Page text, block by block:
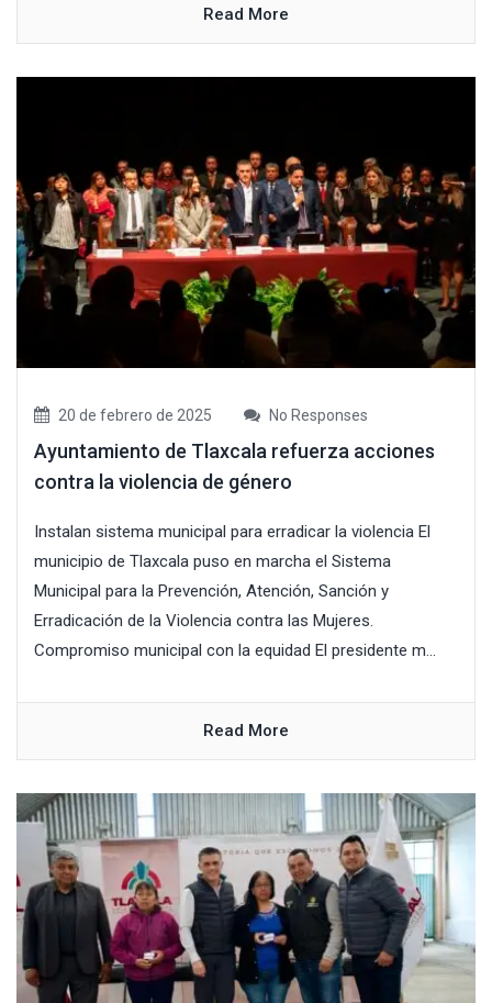
Read More
20 de febrero de 2025 No Responses
Ayuntamiento de Tlaxcala refuerza acciones
contra la violencia de género
Instalan sistema municipal para erradicar la violencia El
municipio de Tlaxcala puso en marcha el Sistema
Municipal para la Prevención, Atención, Sanción y
Erradicación de la Violencia contra las Mujeres.
Compromiso municipal con la equidad El presidente m...
Read More